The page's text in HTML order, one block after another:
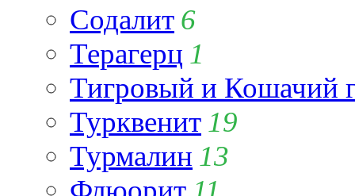
Содалит 6
Терагерц 1
Тигровый и Кошачий
Турквенит 19
Турмалин 13